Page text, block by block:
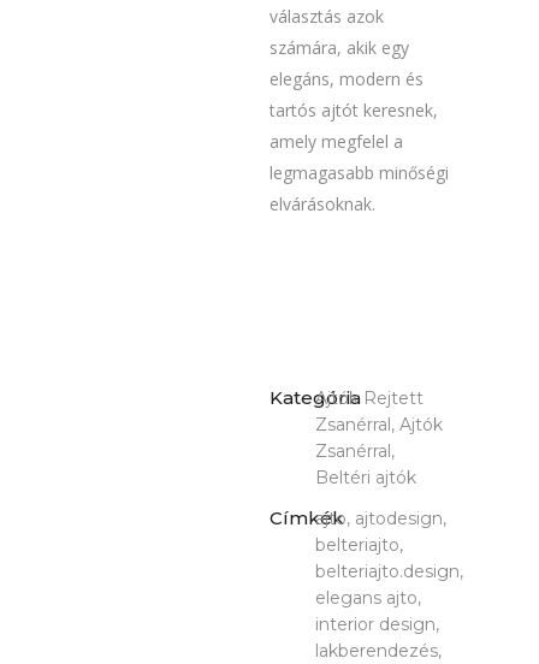
választás azok
számára, akik egy
elegáns, modern és
tartós ajtót keresnek,
amely megfelel a
legmagasabb minőségi
elvárásoknak.
KategóriaAjtók Rejtett
Zsanérral, Ajtók
Zsanérral,
Beltéri ajtók
Címkékajto, ajtodesign,
belteriajto,
belteriajto.design,
elegans ajto,
interior design,
lakberendezés,